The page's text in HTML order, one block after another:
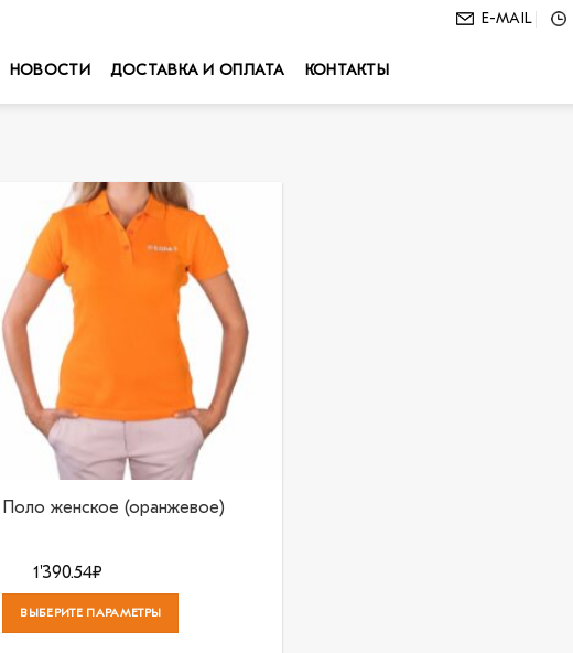
E-MAIL
НОВОСТИ ДОСТАВКА И ОПЛАТА КОНТАКТЫ
избранное
Поло женское (оранжевое)
1'390.54₽
ВЫБЕРИТЕ ПАРАМЕТРЫ